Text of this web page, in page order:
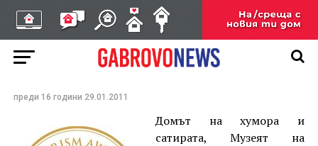
Габрово с най – много
номинации в конкурса
за „Уникален музей“
преди 16 години 29.01.2011
Домът на хумора и
сатирата, Музеят на